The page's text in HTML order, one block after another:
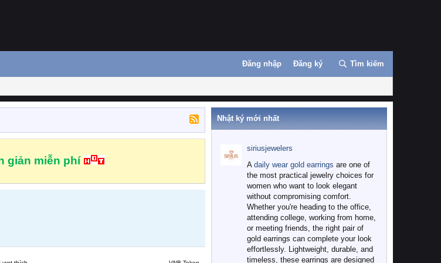
Đăng nhập Đăng ký Tìm kiếm
giản miễn phí
Nhật ký mới nhất
siriusjewelers
A daily wear gold earrings are one of
the most practical jewelry choices for
women who want to look elegant
without compromising comfort.
Whether you're heading to the office,
attending college, working from home,
or meeting friends, the right pair of
gold earrings can complete your look
effortlessly. Lightweight, durable, and
timeless, these earrings are designed